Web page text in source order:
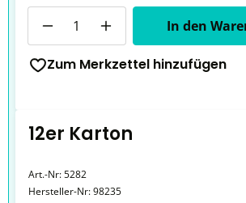
In den
Zum Merkzettel hinzufügen
12er Karton
Art.-Nr:5282
Hersteller-Nr:98235